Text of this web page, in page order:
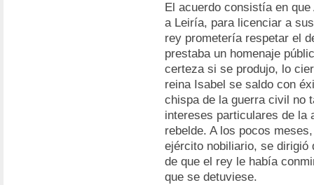
El acuerdo consistía en
a Leiría, para licenciar a
rey prometería respetar el
prestaba un homenaje
certeza si se produjo, lo
reina Isabel se saldo con
chispa de la guerra civil no
intereses particulares de la
rebelde. A los pocos
ejército nobiliario, se dirigió
de que el rey le había
que se detuviese.